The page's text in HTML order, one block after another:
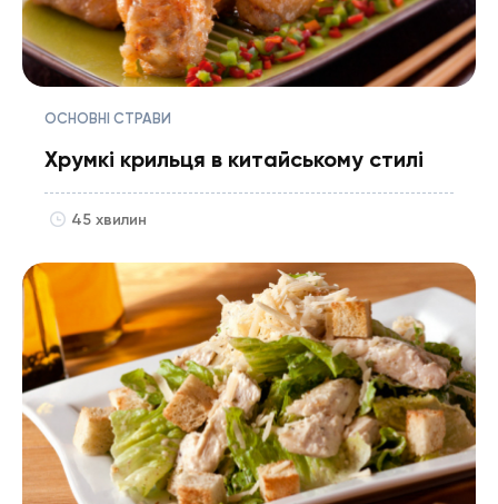
ОСНОВНІ СТРАВИ
Хрумкі крильця в китайському стилі
45 хвилин